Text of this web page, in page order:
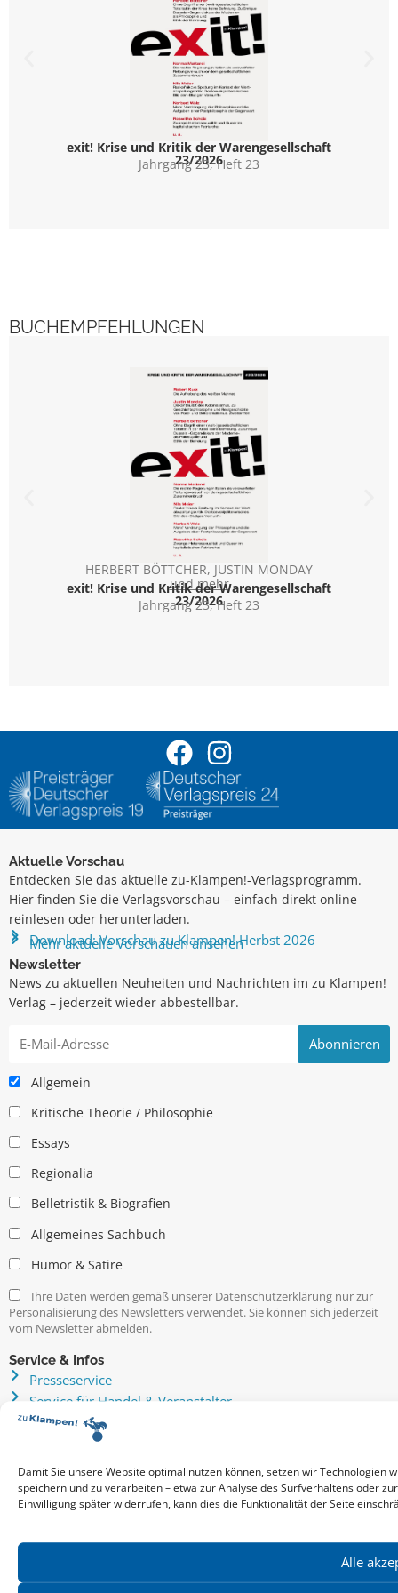
Damit Sie unsere Website optimal nutzen können, setzen wir Technologien
speichern und zu verarbeiten – etwa zur Analyse des Surfverhaltens oder
Einwilligung später widerrufen, kann dies die Funktionalität der Seite
Alle
exit! Krise und Kritik der Warengesellschaft
23/2026
Jahrgang 23, Heft 23
BUCHEMPFEHLUNGEN
HERBERT BÖTTCHER, JUSTIN MONDAY
und mehr
exit! Krise und Kritik der Warengesellschaft
23/2026
Jahrgang 23, Heft 23
Aktuelle Vorschau
Entdecken Sie das aktuelle zu-Klampen!-Verlagsprogramm.
Hier finden Sie die Verlagsvorschau – einfach direkt online
reinlesen oder herunterladen.
Download: Vorschau zu Klampen! Herbst 2026
Mehr aktuelle Vorschauen ansehen
Newsletter
News zu aktuellen Neuheiten und Nachrichten im zu Klampen!
Verlag – jederzeit wieder abbestellbar.
Allgemein
Kritische Theorie / Philosophie
Essays
Regionalia
Belletristik & Biografien
Allgemeines Sachbuch
Humor & Satire
Ihre Daten werden gemäß unserer Datenschutzerklärung nur zur
Personalisierung des Newsletters verwendet. Sie können sich jederzeit
vom Newsletter abmelden.
Service & Infos
Presseservice
Service für Handel & Veranstalter
Infos zur Manuskripteinreichung
Praktikumsstellen
Kontakt & Ansprechpartner
Impressum
Datenschutz